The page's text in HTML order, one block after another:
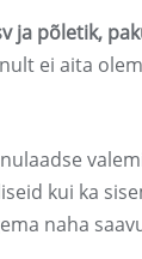
ja põletik,
ei aita
kui ka
naha